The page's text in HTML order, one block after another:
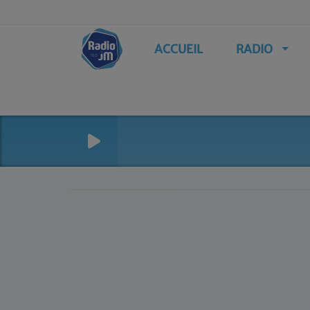
ACCUEIL RADIO